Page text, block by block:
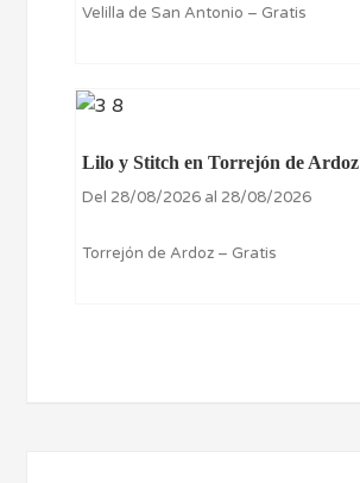
Velilla de San Antonio – Gratis
Lilo y Stitch en Torrejón de Ardoz
Del 28/08/2026 al 28/08/2026
Torrejón de Ardoz – Gratis